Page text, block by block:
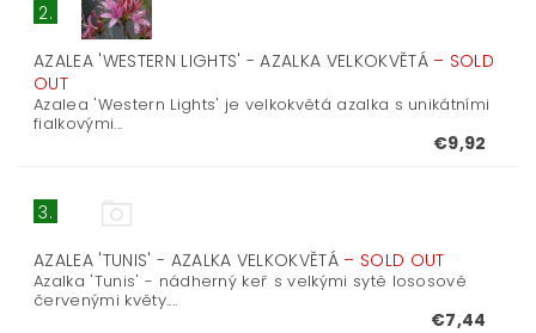
2.
AZALEA 'WESTERN LIGHTS' - AZALKA VELKOKVĚTÁ – SOLD
OUT
Azalea 'Western Lights' je velkokvětá azalka s unikátními
fialkovými...
€9,92
3.
AZALEA 'TUNIS' - AZALKA VELKOKVĚTÁ – SOLD OUT
Azalka 'Tunis' - nádherný keř s velkými sytě lososově
červenými květy....
€7,44